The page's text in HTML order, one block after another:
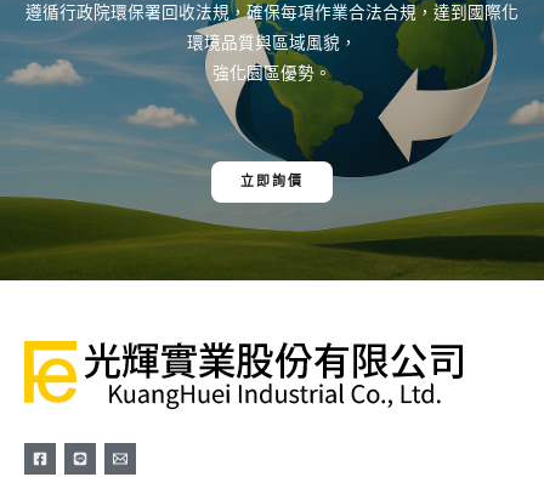
遵循行政院環保署回收法規，確保每項作業合法合規，達到國際化
環境品質與區域風貌，
強化園區優勢。
立即詢價